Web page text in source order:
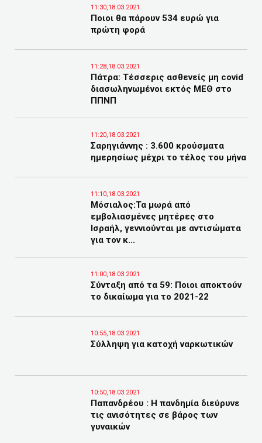
11:30,18.03.2021
Ποιοι θα πάρουν 534 ευρώ για
πρώτη φορά
11:28,18.03.2021
Πάτρα: Τέσσερις ασθενείς μη covid
διασωληνωμένοι εκτός ΜΕΘ στο
ΠΠΝΠ
11:20,18.03.2021
Σαρηγιάννης : 3.600 κρούσματα
ημερησίως μέχρι το τέλος του μήνα
11:10,18.03.2021
Μόσιαλος:Τα μωρά από
εμβολιασμένες μητέρες στο
Ισραήλ, γεννιούνται με αντισώματα
για τον κ...
11:00,18.03.2021
Σύνταξη από τα 59: Ποιοι αποκτούν
το δικαίωμα για το 2021-22
10:55,18.03.2021
Σύλληψη για κατοχή ναρκωτικών
10:50,18.03.2021
Παπανδρέου : Η πανδημία διεύρυνε
τις ανισότητες σε βάρος των
γυναικών